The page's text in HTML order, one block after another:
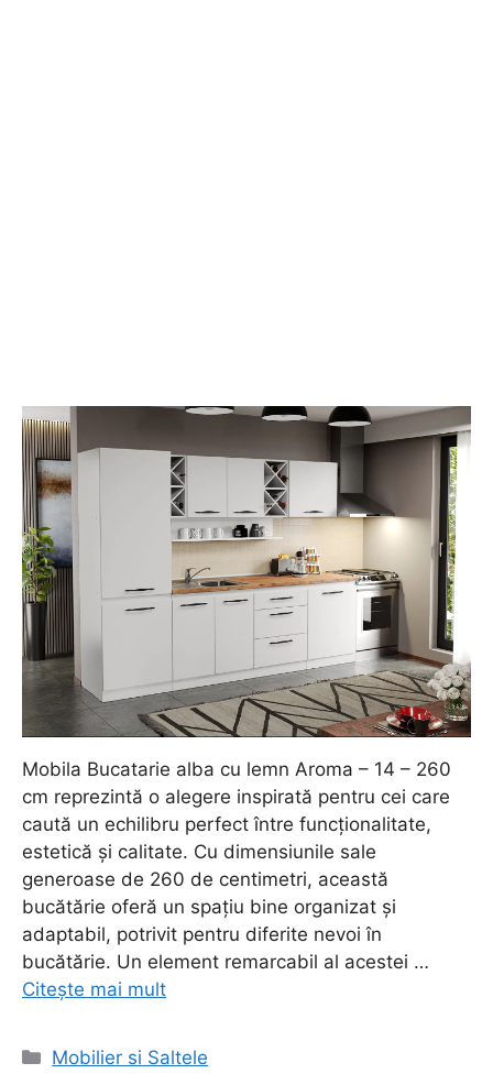
Mobila Bucatarie alba cu lemn Aroma – 14 – 260
cm reprezintă o alegere inspirată pentru cei care
caută un echilibru perfect între funcționalitate,
estetică și calitate. Cu dimensiunile sale
generoase de 260 de centimetri, această
bucătărie oferă un spațiu bine organizat și
adaptabil, potrivit pentru diferite nevoi în
bucătărie. Un element remarcabil al acestei …
Citește mai mult
Categorii
Mobilier si Saltele